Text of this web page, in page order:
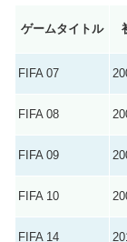
ゲームタイトル
FIFA 07
FIFA 08
FIFA 09
FIFA 10
FIFA 14